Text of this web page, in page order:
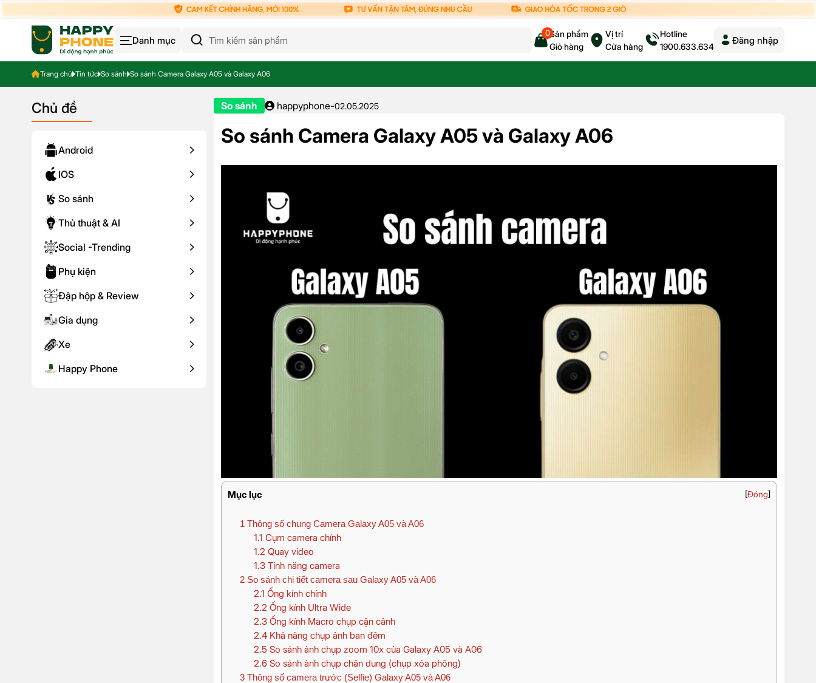
Danh mục
0Sản phẩm
Giỏ hàng
Vị trí
Cửa hàng
Hotline
1900.633.634
Đăng nhập
Trang chủ Tin tức So sánh So sánh Camera Galaxy A05 và Galaxy A06
Chủ đề
Android
IOS
So sánh
Thủ thuật & AI
Social -Trending
Phụ kiện
Đập hộp & Review
Gia dụng
Xe
Happy Phone
So sánh happyphone-02.05.2025
So sánh Camera Galaxy A05 và Galaxy A06
Mục lục [Đóng]
1 Thông số chung Camera Galaxy A05 và A06
1.1 Cụm camera chính
1.2 Quay video
1.3Tính năng camera
2 So sánh chi tiết camera sau Galaxy A05 và A06
2.1 Ống kính chính
2.2 Ống kính Ultra Wide
2.3Ống kính Macro chụp cận cảnh
2.4Khả năng chụp ảnh ban đêm
2.5 So sánh ảnh chụp zoom 10x của Galaxy A05 và A06
2.6So sánh ảnh chụp chân dung (chụp xóa phông)
3 Thông số camera trước (Selfie) Galaxy A05 và A06